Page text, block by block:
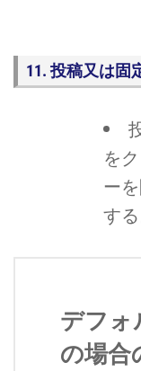
11. 投稿又は固
を
ー
する
デフォ
の場合